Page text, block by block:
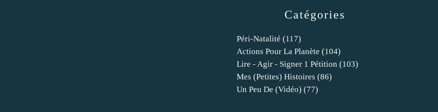
Catégories
Péri-Natalité (117)
Actions Pour La Planète (104)
Lire - Agir - Signer 1 Pétition (103)
Mes (petites) Histoires (86)
Un Peu De (vidéo) (77)